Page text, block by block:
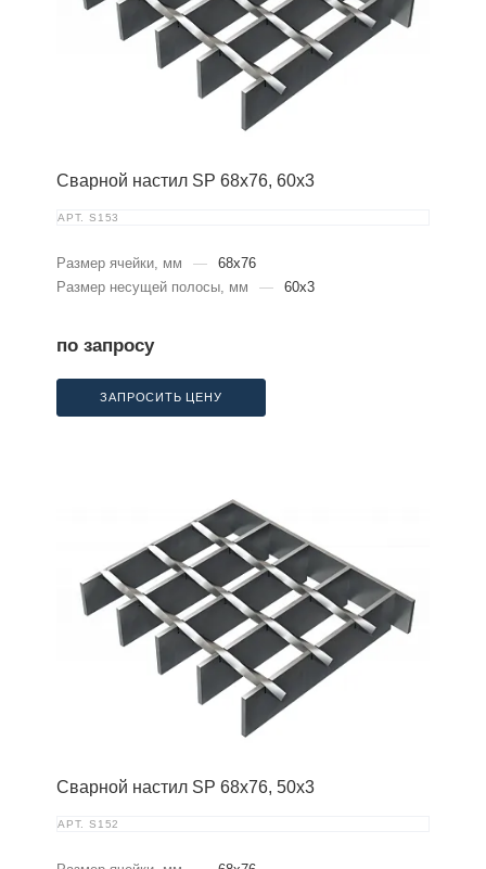
Сварной настил SP 68х76, 60х3
АРТ. S153
Размер ячейки, мм —
68x76
Размер несущей полосы, мм
— 60x3
по запросу
ЗАПРОСИТЬ ЦЕНУ
Сварной настил SP 68х76, 50х3
АРТ. S152